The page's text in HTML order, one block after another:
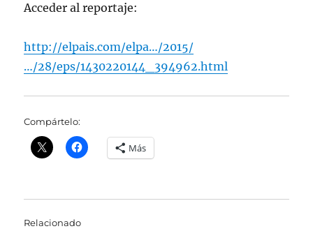
Acceder al reportaje:
http://elpais.com/elpa…/2015/
…/28/eps/1430220144_394962.html
Compártelo:
Más
Relacionado